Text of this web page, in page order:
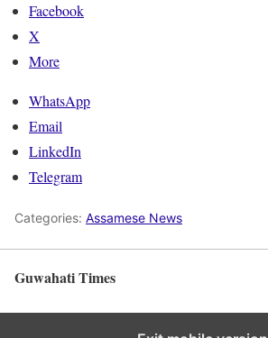
Facebook
X
More
WhatsApp
Email
LinkedIn
Telegram
Categories: Assamese News
Guwahati Times